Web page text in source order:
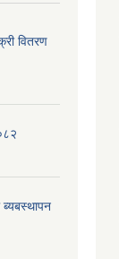
वितरण